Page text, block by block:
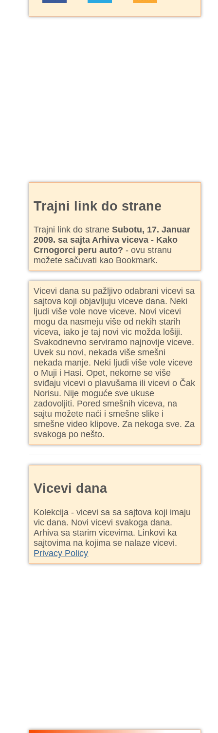
Trajni link do strane
Trajni link do straneSubotu, 17. Januar
2009. sa sajta Arhiva viceva - Kako
Crnogorci peru auto? - ovu stranu
možete sačuvati kao Bookmark.
Vicevi dana su pažljivo odabrani vicevi sa
sajtova koji objavljuju viceve dana. Neki
ljudi više vole nove viceve. Novi vicevi
mogu da nasmeju više od nekih starih
viceva, iako je taj novi vic možda lošiji.
Svakodnevno serviramo najnovije viceve.
Uvek su novi, nekada više smešni
nekada manje. Neki ljudi više vole viceve
o Muji i Hasi. Opet, nekome se više
sviđaju vicevi o plavušama ili vicevi o Čak
Norisu. Nije moguće sve ukuse
zadovoljiti. Pored smešnih viceva, na
sajtu možete naći i smešne slike i
smešne video klipove. Za nekoga sve. Za
svakoga po nešto.
Vicevi dana
Kolekcija - vicevi sa sa sajtova koji imaju
vic dana. Novi vicevi svakoga dana.
Arhiva sa starim vicevima. Linkovi ka
sajtovima na kojima se nalaze vicevi.
Privacy Policy